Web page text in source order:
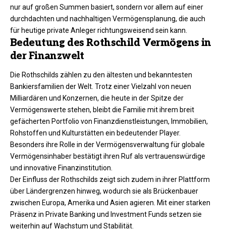
nur auf großen Summen basiert, sondern vor allem auf einer
durchdachten und nachhaltigen Vermögensplanung, die auch
für heutige private Anleger richtungsweisend sein kann.
Bedeutung des Rothschild Vermögens in
der Finanzwelt
Die Rothschilds zählen zu den ältesten und bekanntesten
Bankiersfamilien der Welt. Trotz einer Vielzahl von neuen
Milliardären und Konzernen, die heute in der Spitze der
Vermögenswerte stehen, bleibt die Familie mit ihrem breit
gefächerten Portfolio von Finanzdienstleistungen, Immobilien,
Rohstoffen und Kulturstätten ein bedeutender Player.
Besonders ihre Rolle in der Vermögensverwaltung für globale
Vermögensinhaber bestätigt ihren Ruf als vertrauenswürdige
und innovative Finanzinstitution.
Der Einfluss der Rothschilds zeigt sich zudem in ihrer Plattform
über Ländergrenzen hinweg, wodurch sie als Brückenbauer
zwischen Europa, Amerika und Asien agieren. Mit einer starken
Präsenz in Private Banking und Investment Funds setzen sie
weiterhin auf Wachstum und Stabilität.